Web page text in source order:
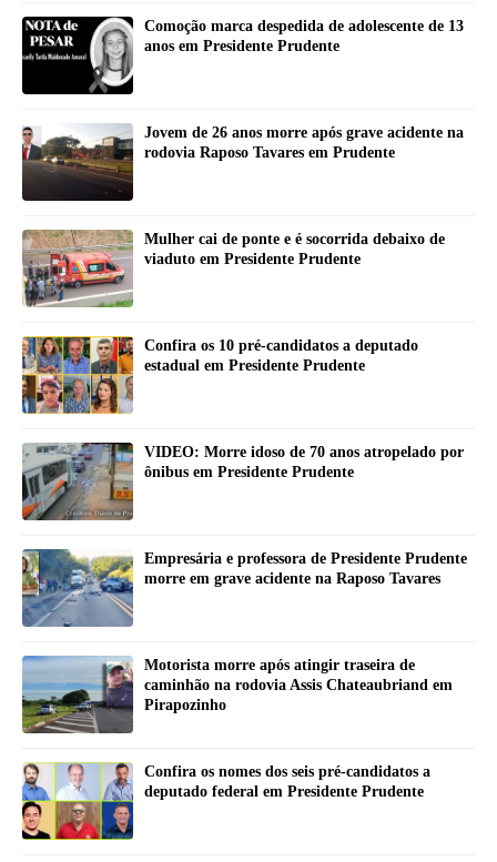
Comoção marca despedida de adolescente de 13
anos em Presidente Prudente
Jovem de 26 anos morre após grave acidente na
rodovia Raposo Tavares em Prudente
Mulher cai de ponte e é socorrida debaixo de
viaduto em Presidente Prudente
Confira os 10 pré-candidatos a deputado
estadual em Presidente Prudente
VIDEO: Morre idoso de 70 anos atropelado por
ônibus em Presidente Prudente
Empresária e professora de Presidente Prudente
morre em grave acidente na Raposo Tavares
Motorista morre após atingir traseira de
caminhão na rodovia Assis Chateaubriand em
Pirapozinho
Confira os nomes dos seis pré-candidatos a
deputado federal em Presidente Prudente